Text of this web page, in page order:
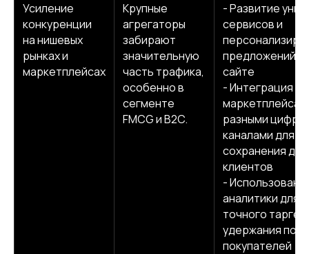
Усиление
конкуренции
на нишевых
рынках и
маркетплейсах
Крупные
агрегаторы
забирают
значительную
часть трафика,
особенно в
сегменте
FMCG и B2C.
- Развитие
сервисов и
предложений
сайте
- Интеграция
разными
каналами для
сохранения
клиентов
-
аналитики для
точного
удержания
покупателей